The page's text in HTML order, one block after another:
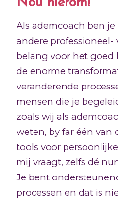
Nou hierom!
Als ademcoach ben
andere professioneel-
belang voor het goed
de enorme
veranderende
mensen die je
zoals wij als
weten, by far één van
tools voor
mij vraagt, zelfs dé
Je bent
processen en dat is